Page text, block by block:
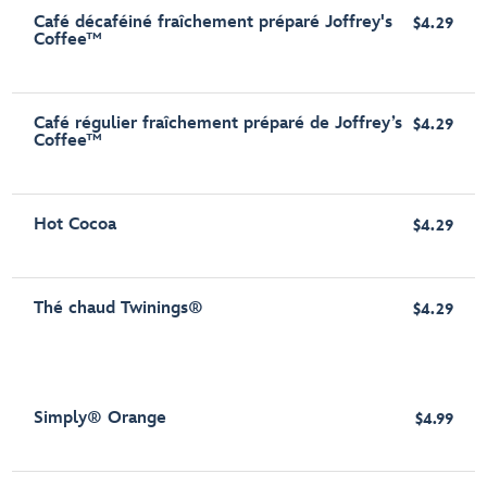
Café décaféiné fraîchement préparé Joffrey's
Coffee™
$4.29
Café régulier fraîchement préparé de Joffrey’s
Coffee™
$4.29
Hot Cocoa $4.29
Thé chaud Twinings® $4.29
Simply® Orange $4.99